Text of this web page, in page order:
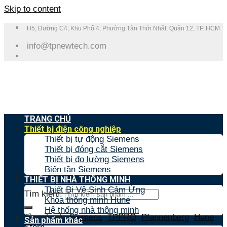
Skip to content
H5, Đường C4, Khu Phố 4, Phường Tân Thới Nhất, Quận 12, TP. HCM
info@tpnewtech.com
Tìm kiếm:
Tìm nhanh:Siemens,TPPRO,Pfannenberg,Hune,
TRANG CHỦ
Thiết bị điện công nghiệp
Thiết bị tự động Siemens
Thiết bị đóng cắt Siemens
Thiết bị đo lường Siemens
Biến tần Siemens
THIẾT BỊ NHÀ THÔNG MINH
Thiết Bị Vệ Sinh Cảm Ứng
Khóa thông minh Hune
Hệ thống nhà thông minh
Sản phẩm khác